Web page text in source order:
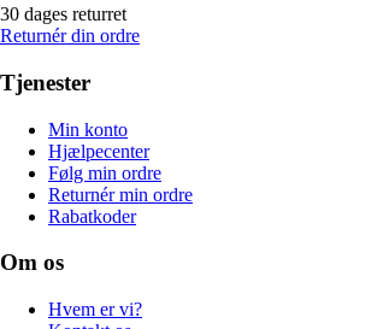
30 dages returret
Returnér din ordre
Tjenester
Min konto
Hjælpecenter
Følg min ordre
Returnér min ordre
Rabatkoder
Om os
Hvem er vi?